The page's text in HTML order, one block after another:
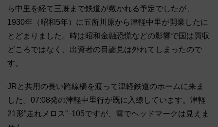
ら中里を経て三厩まで鉄道が敷かれる予定でしたが、
1930年（昭和5年）に五所川原から津軽中里が開業したに
とどまりました。時は昭和金融恐慌などの影響で国は買収
どころではなく、出資者の目論見は外れてしまったので
す。
JRと共用の長い跨線橋を渡って津軽鉄道のホームに来ま
した。07:08発の津軽中里行が既に入線しています。津軽
21形”走れメロス”ｰ105ですが、雪でヘッドマークは見えま